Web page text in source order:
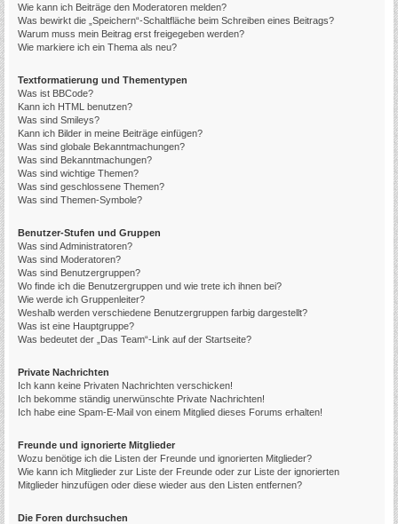
Wie kann ich Beiträge den Moderatoren melden?
Was bewirkt die „Speichern“-Schaltfläche beim Schreiben eines Beitrags?
Warum muss mein Beitrag erst freigegeben werden?
Wie markiere ich ein Thema als neu?
Textformatierung und Thementypen
Was ist BBCode?
Kann ich HTML benutzen?
Was sind Smileys?
Kann ich Bilder in meine Beiträge einfügen?
Was sind globale Bekanntmachungen?
Was sind Bekanntmachungen?
Was sind wichtige Themen?
Was sind geschlossene Themen?
Was sind Themen-Symbole?
Benutzer-Stufen und Gruppen
Was sind Administratoren?
Was sind Moderatoren?
Was sind Benutzergruppen?
Wo finde ich die Benutzergruppen und wie trete ich ihnen bei?
Wie werde ich Gruppenleiter?
Weshalb werden verschiedene Benutzergruppen farbig dargestellt?
Was ist eine Hauptgruppe?
Was bedeutet der „Das Team“-Link auf der Startseite?
Private Nachrichten
Ich kann keine Privaten Nachrichten verschicken!
Ich bekomme ständig unerwünschte Private Nachrichten!
Ich habe eine Spam-E-Mail von einem Mitglied dieses Forums erhalten!
Freunde und ignorierte Mitglieder
Wozu benötige ich die Listen der Freunde und ignorierten Mitglieder?
Wie kann ich Mitglieder zur Liste der Freunde oder zur Liste der ignorierten
Mitglieder hinzufügen oder diese wieder aus den Listen entfernen?
Die Foren durchsuchen